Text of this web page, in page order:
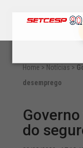
Home > Notícias >
desemprego
do